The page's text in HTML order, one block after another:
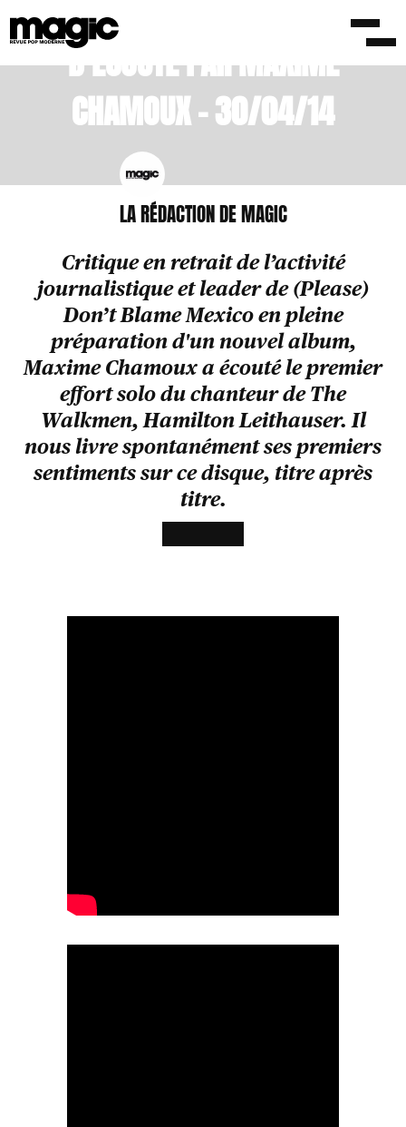
HAMILTON LEITHAUSER : BORNE
D’ÉCOUTE PAR MAXIME
CHAMOUX – 30/04/14
LA RÉDACTION DE MAGIC
Critique en retrait de l’activité
journalistique et leader de (Please)
Don’t Blame Mexico en pleine
préparation d'un nouvel album,
Maxime Chamoux a écouté le premier
effort solo du chanteur de The
Walkmen, Hamilton Leithauser. Il
nous livre spontanément ses premiers
sentiments sur ce disque, titre après
titre.